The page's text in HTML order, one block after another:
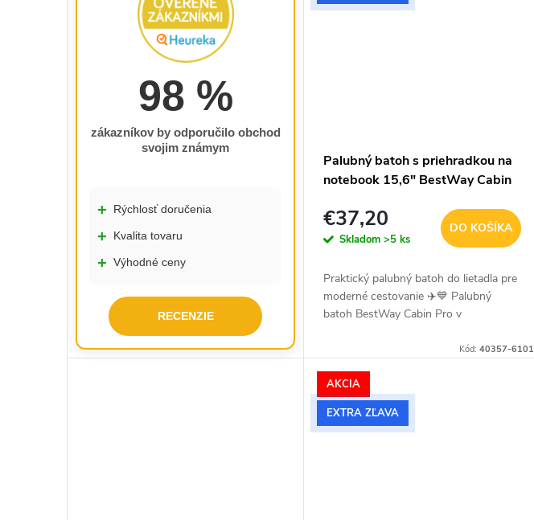
98 %
zákazníkov by odporučilo obchod
svojim známym
+ Rýchlosť doručenia
+ Kvalita tovaru
+ Výhodné ceny
RECENZIE
Palubný batoh s priehradkou na
notebook 15,6" BestWay Cabin
€37,20
Skladom>5 ks
DO KOŠÍKA
Praktický palubný batoh do lietadla pre
moderné cestovanie ✈️💙 Palubný
batoh BestWay Cabin Pro v
detailmi je ideálnou voľbou na
Kód: 40357-6101
AKCIA
EXTRA ZĽAVA